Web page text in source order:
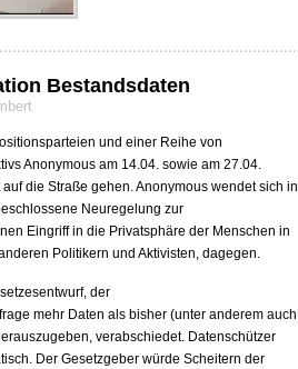
Bestandsdaten
und einer Reihe von
Anonymous am 14.04. sowie am 27.04.
die Straße gehen. Anonymous wendet sich in
Neuregelung zur
Eingriff in die Privatsphäre der Menschen in
Politikern und Aktivisten, dagegen.
der
mehr Daten als bisher (unter anderem auch
verabschiedet. Datenschützer
Der Gesetzgeber würde Scheitern der